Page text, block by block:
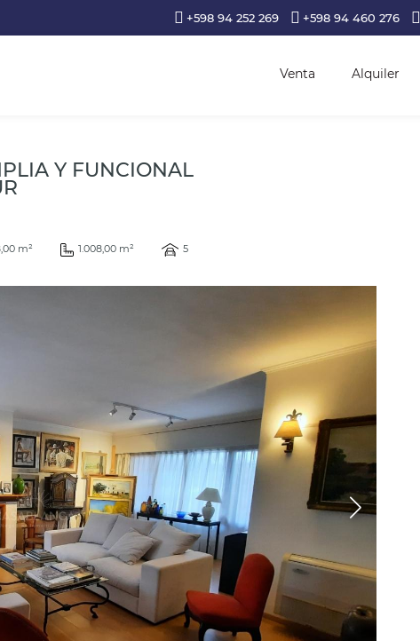
+598 94 252 269 +598 94 460 276
Venta Alquiler
Y FUNCIONAL
m² 1.008,00 m² 5